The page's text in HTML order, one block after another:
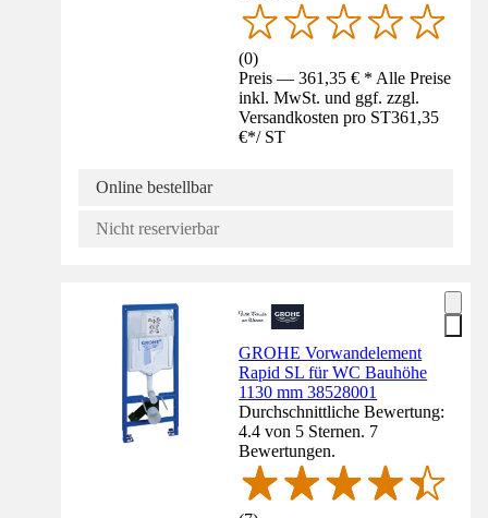
(0)
Preis — 361,35 € * Alle Preise
inkl. MwSt. und ggf. zzgl.
Versandkosten pro ST361,35
€*/ ST
Online bestellbar
Nicht reservierbar
GROHE Vorwandelement
Rapid SL für WC Bauhöhe
1130 mm 38528001
Durchschnittliche Bewertung:
4.4 von 5 Sternen. 7
Bewertungen.